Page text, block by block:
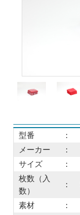
型番 ：
メーカー
：
サイズ
：
枚数（入
数）
：
素材 ：